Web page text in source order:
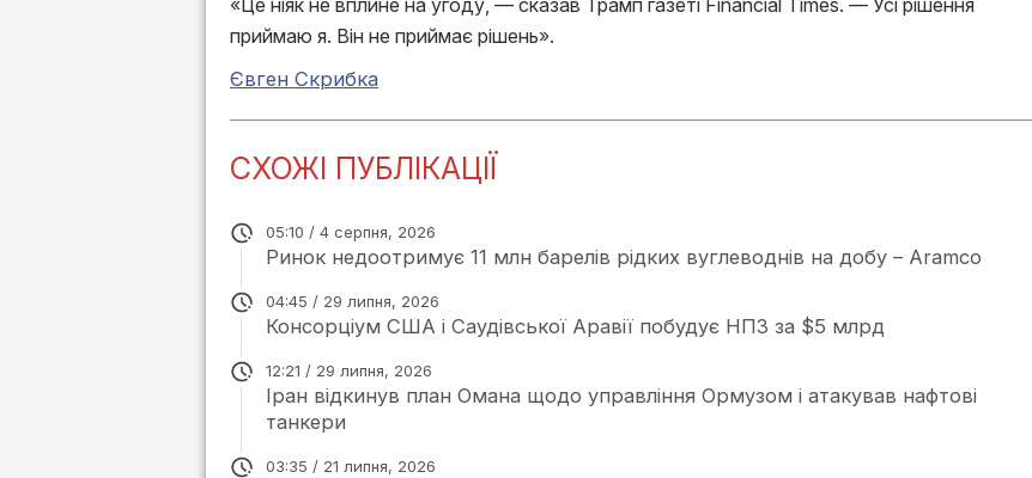
«Це ніяк не вплине на угоду, — сказав Трамп газеті Financial Times. — Усі рішення
приймаю я. Він не приймає рішень».
Євген Скрибка
СХОЖІ ПУБЛІКАЦІЇ
05:10 / 4 серпня, 2026
Ринок недоотримує 11 млн барелів рідких вуглеводнів на добу – Aramco
04:45 / 29 липня, 2026
Консорціум США і Саудівської Аравії побудує НПЗ за $5 млрд
12:21 / 29 липня, 2026
Іран відкинув план Омана щодо управління Ормузом і атакував нафтові
танкери
03:35 / 21 липня, 2026